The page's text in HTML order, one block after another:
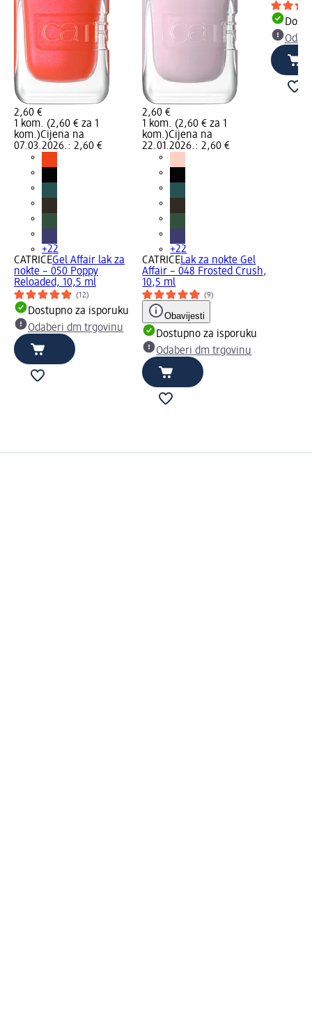
2,60 €
1 kom. (2,60 € za 1
kom.)Cijena na
07.03.2026.: 2,60 €
+22
CATRICEGel Affair lak za
nokte – 050 Poppy
Reloaded, 10,5 ml
(12)
Dostupno za isporuku
Odaberi dm trgovinu
2,60 €
1 kom. (2,60 € za 1
kom.)Cijena na
22.01.2026.: 2,60 €
+22
CATRICELak za nokte Gel
Affair – 048 Frosted Crush,
10,5 ml
(9)
Obavijesti
Dostupno za isporuku
Odaberi dm trgovinu